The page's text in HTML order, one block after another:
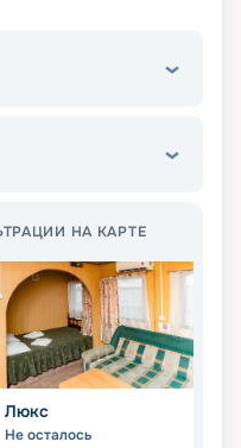
НА КАРТЕ
Люкс
Не осталось